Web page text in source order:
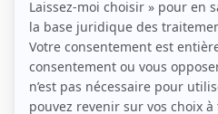
Traboulidon(Grandchoix
Huis clos (Estelle Rigault)
Scénario: Journal en images froides(
Race de monde
Judith Rioux
Scénario: Trois jours de grâce(Denise